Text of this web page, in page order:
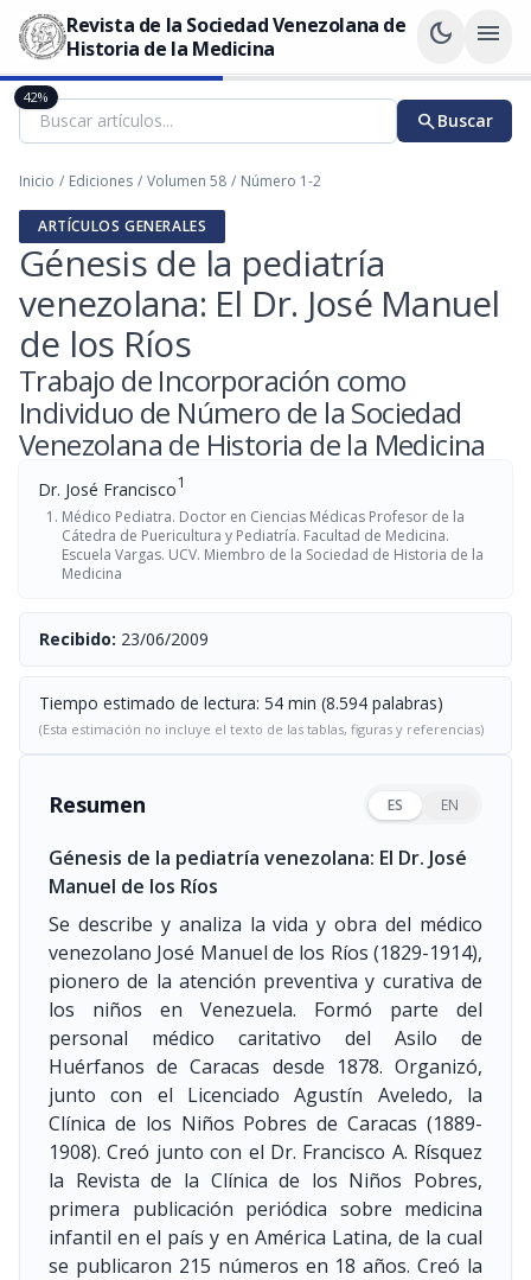
Revista de la Sociedad Venezolana de
Historia de la Medicina
dark_mode menu
searchBuscar
Inicio / Ediciones / Volumen 58 / Número 1-2
ARTÍCULOS GENERALES
Génesis de la pediatría
venezolana: El Dr. José Manuel
de los Ríos
Trabajo de Incorporación como
Individuo de Número de la Sociedad
Venezolana de Historia de la Medicina
Dr. José Francisco1
Médico Pediatra. Doctor en Ciencias Médicas Profesor de la
Cátedra de Puericultura y Pediatría. Facultad de Medicina.
Escuela Vargas. UCV. Miembro de la Sociedad de Historia de la
Medicina
Recibido: 23/06/2009
Tiempo estimado de lectura: 54 min (8.594 palabras)
(Esta estimación no incluye el texto de las tablas, figuras y referencias)
Resumen ES EN
Génesis de la pediatría venezolana: El Dr. José
Manuel de los Ríos
Se describe y analiza la vida y obra del médico
venezolano José Manuel de los Ríos (1829-1914),
pionero de la atención preventiva y curativa de
los niños en Venezuela. Formó parte del
personal médico caritativo del Asilo de
Huérfanos de Caracas desde 1878. Organizó,
junto con el Licenciado Agustín Aveledo, la
Clínica de los Niños Pobres de Caracas (1889-
1908). Creó junto con el Dr. Francisco A. Rísquez
la Revista de la Clínica de los Niños Pobres,
primera publicación periódica sobre medicina
infantil en el país y en América Latina, de la cual
se publicaron 215 números en 18 años. Creó la
42%